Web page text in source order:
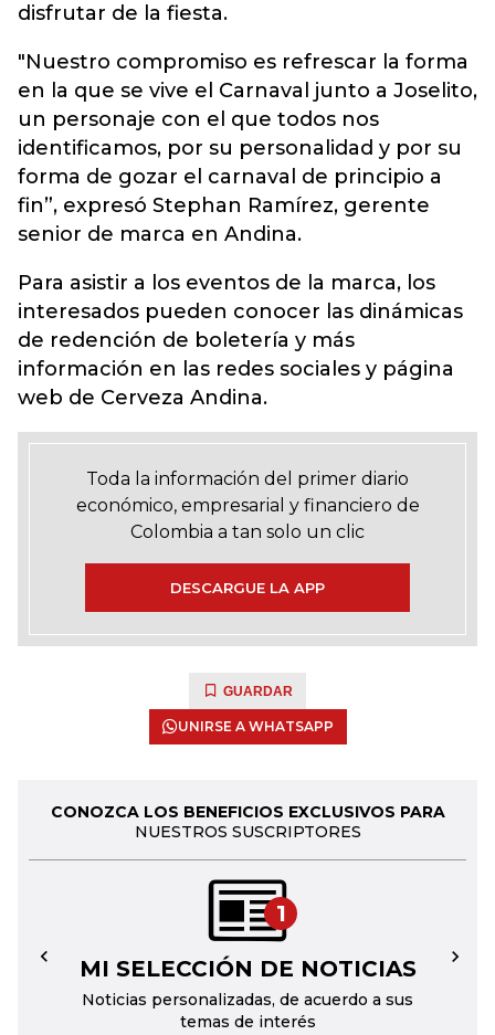
disfrutar de la fiesta.
"Nuestro compromiso es refrescar la forma
en la que se vive el Carnaval junto a Joselito,
un personaje con el que todos nos
identificamos, por su personalidad y por su
forma de gozar el carnaval de principio a
fin”, expresó Stephan Ramírez, gerente
senior de marca en Andina.
Para asistir a los eventos de la marca, los
interesados pueden conocer las dinámicas
de redención de boletería y más
información en las redes sociales y página
web de Cerveza Andina.
Toda la información del primer diario
económico, empresarial y financiero de
Colombia a tan solo un clic
DESCARGUE LA APP
GUARDAR
UNIRSE A WHATSAPP
CONOZCA LOS BENEFICIOS EXCLUSIVOS PARA
NUESTROS SUSCRIPTORES
1
MI SELECCIÓN DE NOTICIAS
Noticias personalizadas, de acuerdo a sus
temas de interés
← →